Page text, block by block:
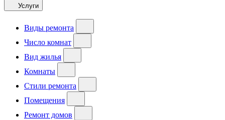
Услуги
Виды ремонта
Число комнат
Вид жилья
Комнаты
Стили ремонта
Помещения
Ремонт домов